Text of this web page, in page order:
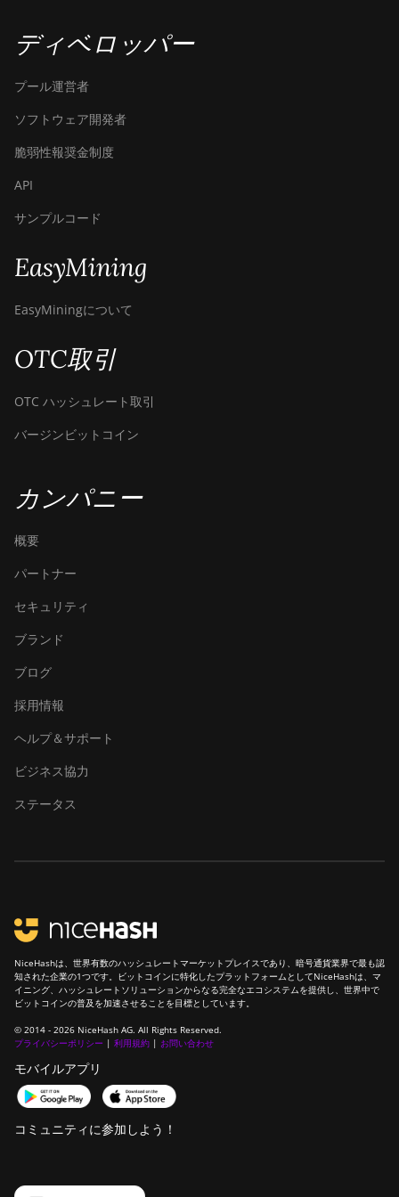
ディベロッパー
プール運営者
ソフトウェア開発者
脆弱性報奨金制度
API
サンプルコード
EasyMining
EasyMiningについて
OTC取引
OTC ハッシュレート取引
バージンビットコイン
カンパニー
概要
パートナー
セキュリティ
ブランド
ブログ
採用情報
ヘルプ＆サポート
ビジネス協力
ステータス
NiceHashは、世界有数のハッシュレートマーケットプレイスであり、暗号通貨業界で最も認
知された企業の1つです。ビットコインに特化したプラットフォームとしてNiceHashは、マ
イニング、ハッシュレートソリューションからなる完全なエコシステムを提供し、世界中で
ビットコインの普及を加速させることを目標としています。
© 2014 - 2026 NiceHash AG. All Rights Reserved.
プライバシーポリシー | 利用規約 | お問い合わせ
モバイルアプリ
コミュニティに参加しよう！